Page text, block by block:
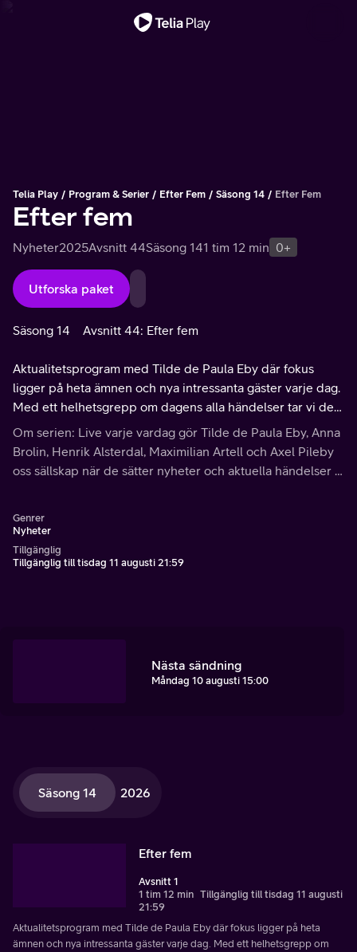
Telia Play Program & Serier Efter Fem Säsong 14 Efter Fem
Efter fem
Nyheter2025Avsnitt 44Säsong 141 tim 12 min 0+
Utforska paket
Säsong 14 Avsnitt 44: Efter fem
Aktualitetsprogram med Tilde de Paula Eby där fokus
ligger på heta ämnen och nya intressanta gäster varje dag.
Med ett helhetsgrepp om dagens alla händelser tar vi del
av nyfiken journalistik som blandar allvar med lättsamhet i
takt med dygnets puls.
Om serien: Live varje vardag gör Tilde de Paula Eby, Anna
Brolin, Henrik Alsterdal, Maximilian Artell och Axel Pileby
oss sällskap när de sätter nyheter och aktuella händelser i
Genrer
Nyheter
Tillgänglig
Tillgänglig till tisdag 11 augusti 21:59
Nästa sändning
Måndag 10 augusti 15:00
Säsong 14 2026
Efter fem
Avsnitt 1
1 tim 12 min Tillgänglig till tisdag 11 augusti
21:59
Aktualitetsprogram med Tilde de Paula Eby där fokus ligger på heta
ämnen och nya intressanta gäster varje dag. Med ett helhetsgrepp om